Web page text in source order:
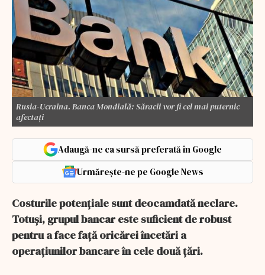
Rusia-Ucraina. Banca Mondială: Săracii vor fi cel mai puternic
afectaţi
Adaugă-ne ca sursă preferată în Google
Urmărește-ne pe Google News
Costurile potenţiale sunt deocamdată neclare.
Totuși, grupul bancar este suficient de robust
pentru a face faţă oricărei încetări a
operaţiunilor bancare în cele două ţări.